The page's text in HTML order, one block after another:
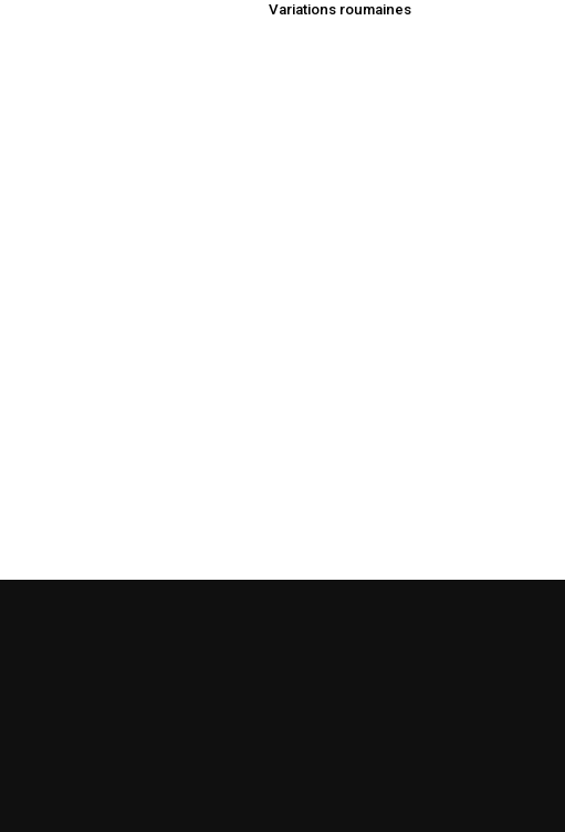
Variations roumaines